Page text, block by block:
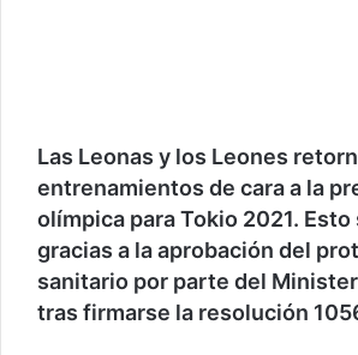
Las Leonas y los Leones
entrenamientos de cara a la
olímpica para Tokio 2021. Esto
gracias a la aprobación del
sanitario por parte del
tras firmarse la resolución